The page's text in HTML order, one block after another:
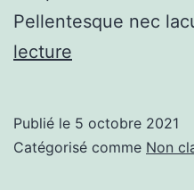
Pellentesque nec
lecture
Publié le 5 octobre 2021
Catégorisé comme Non